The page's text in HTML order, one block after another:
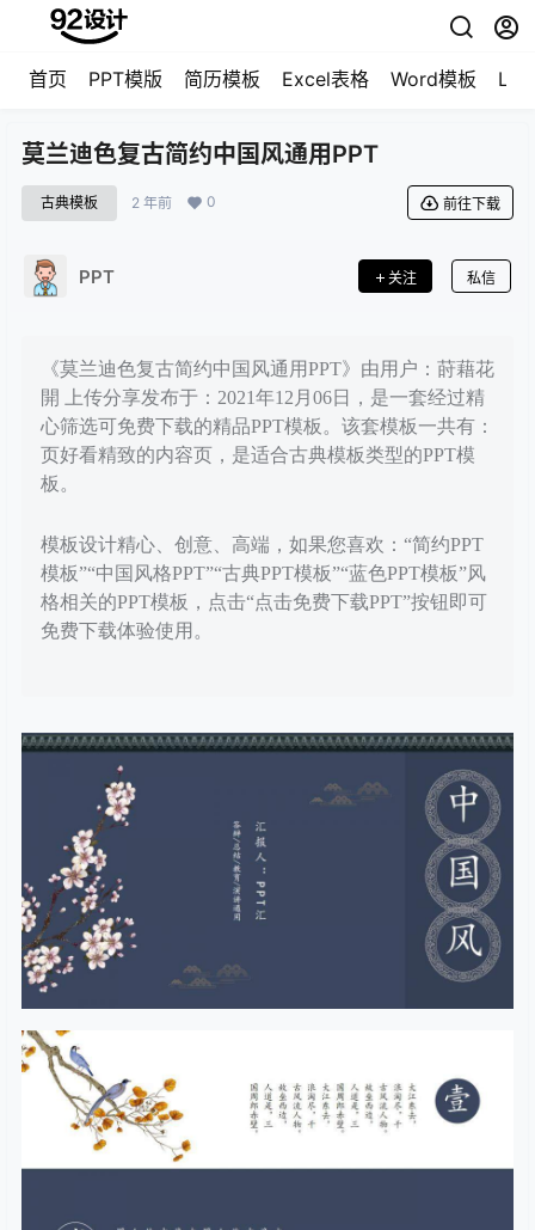
首页 PPT模版 简历模板 Excel表格 Word模板
莫兰迪色复古简约中国风通用PPT
古典模板 2 年前 0 前往下载
PPT 关注 私信
《莫兰迪色复古简约中国风通用PPT》由用户：莳藉花
開 上传分享发布于：2021年12月06日，是一套经过精
心筛选可免费下载的精品PPT模板。该套模板一共有：
页好看精致的内容页，是适合古典模板类型的PPT模
板。
模板设计精心、创意、高端，如果您喜欢：“简约PPT
模板”“中国风格PPT”“古典PPT模板”“蓝色PPT模板”风
格相关的PPT模板，点击“点击免费下载PPT”按钮即可
免费下载体验使用。